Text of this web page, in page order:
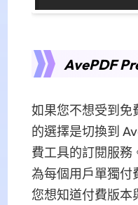
AvePDF
如果您不想受到免
的選擇是切換到
費工具的訂閱服務
為每個用戶單獨付
您想知道付費版本